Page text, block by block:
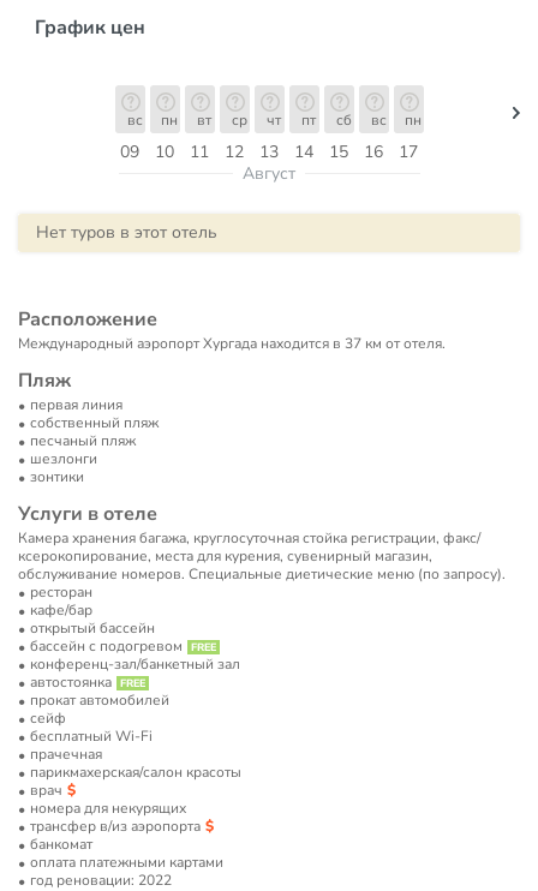
График цен
09
вс
10
пн
11
вт
12
ср
13
чт
14
пт
15
сб
16
вс
17
пн
Август
Нет туров в этот отель
Расположение
Международный аэропорт Хургада находится в 37 км от отеля.
Пляж
первая линия
собственный пляж
песчаный пляж
шезлонги
зонтики
Услуги в отеле
Камера хранения багажа, круглосуточная стойка регистрации, факс/
ксерокопирование, места для курения, сувенирный магазин,
обслуживание номеров. Специальные диетические меню (по запросу).
ресторан
кафе/бар
открытый бассейн
бассейн с подогревом
конференц-зал/банкетный зал
автостоянка
прокат автомобилей
сейф
бесплатный Wi-Fi
прачечная
парикмахерская/салон красоты
врач
номера для некурящих
трансфер в/из аэропорта
банкомат
оплата платежными картами
год реновации: 2022